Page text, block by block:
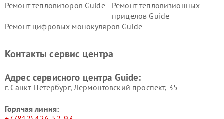
Ремонт тепловизоров Guide
Ремонт тепловизионных
прицелов Guide
Ремонт цифровых монокуляров Guide
Контакты сервис центра
Адрес сервисного центра Guide:
г. Санкт-Петербург, Лермонтовский проспект, 35
Горячая линия: